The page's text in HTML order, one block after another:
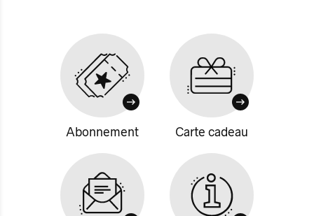
Abonnement Carte cadeau